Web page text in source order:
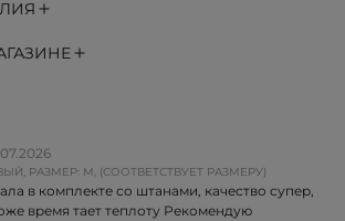
РАЗМЕР: M, (СООТВЕТСТВУЕТ РАЗМЕРУ)
в комплекте со штанами, качество супер,
время тает теплоту Рекомендую